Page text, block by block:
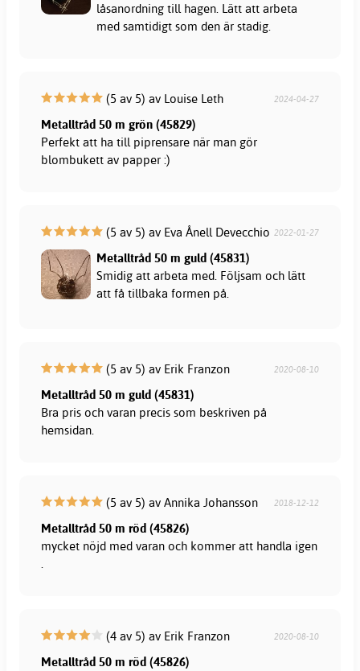
låsanordning till hagen. Lätt att arbeta
med samtidigt som den är stadig.
(5 av 5) av Louise Leth 2024-04-27
Metalltråd 50 m grön (45829)
Perfekt att ha till piprensare när man gör
blombukett av papper :)
(5 av 5) av Eva Ånell Devecchio 2022-01-27
Metalltråd 50 m guld (45831)
Smidig att arbeta med. Följsam och lätt
att få tillbaka formen på.
(5 av 5) av Erik Franzon 2020-08-10
Metalltråd 50 m guld (45831)
Bra pris och varan precis som beskriven på
hemsidan.
(5 av 5) av Annika Johansson 2018-12-12
Metalltråd 50 m röd (45826)
mycket nöjd med varan och kommer att handla igen
.
(4 av 5) av Erik Franzon 2020-08-10
Metalltråd 50 m röd (45826)